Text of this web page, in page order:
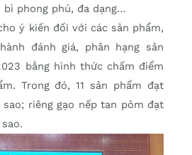
bì phong phú, đa dạng…
ý kiến đối với các sản phẩm,
đánh giá, phân hạng sản
bằng hình thức chấm điểm
Trong đó, 11 sản phẩm đạt
sao; riêng gạo nếp tan pỏm đạt